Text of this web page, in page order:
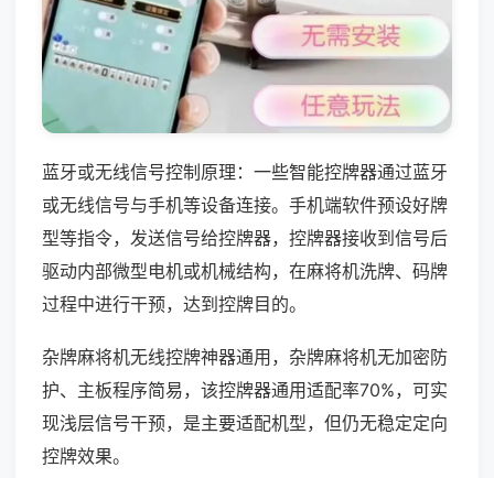
蓝牙或无线信号控制原理：一些智能控牌器通过蓝牙
或无线信号与手机等设备连接。手机端软件预设好牌
型等指令，发送信号给控牌器，控牌器接收到信号后
驱动内部微型电机或机械结构，在麻将机洗牌、码牌
过程中进行干预，达到控牌目的。
杂牌麻将机无线控牌神器通用，杂牌麻将机无加密防
护、主板程序简易，该控牌器通用适配率70%，可实
现浅层信号干预，是主要适配机型，但仍无稳定定向
控牌效果。